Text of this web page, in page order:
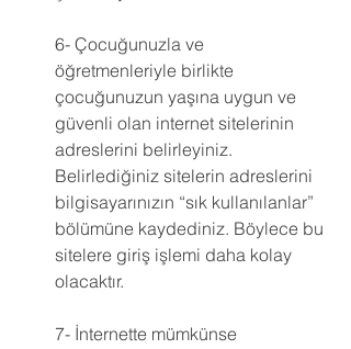
6- Çocuğunuzla ve
öğretmenleriyle birlikte
çocuğunuzun yaşına uygun ve
güvenli olan internet sitelerinin
adreslerini belirleyiniz.
Belirlediğiniz sitelerin adreslerini
bilgisayarınızın “sık kullanılanlar”
bölümüne kaydediniz. Böylece bu
sitelere giriş işlemi daha kolay
olacaktır.
7- İnternette mümkünse